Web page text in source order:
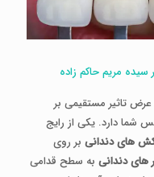
سیده مریم حاکم زاده
تاثیر مستقیمی بر
شما دارد. یکی از رایج
های دندانیبر روی
های دندانیبه سطح قدامی